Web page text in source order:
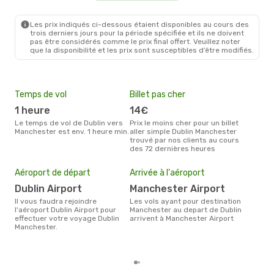
Les prix indiqués ci-dessous étaient disponibles au cours des
trois derniers jours pour la période spécifiée et ils ne doivent
pas être considérés comme le prix final offert. Veuillez noter
que la disponibilité et les prix sont susceptibles d’être modifiés.
Temps de vol
1 heure
Le temps de vol de Dublin vers
Manchester est env. 1 heure min.
Billet pas cher
14€
Prix le moins cher pour un billet
aller simple Dublin Manchester
trouvé par nos clients au cours
des 72 dernières heures
Aéroport de départ
Dublin Airport
Il vous faudra rejoindre
l'aéroport Dublin Airport pour
effectuer votre voyage Dublin
Manchester.
Arrivée à l'aéroport
Manchester Airport
Les vols ayant pour destination
Manchester au depart de Dublin
arrivent à Manchester Airport